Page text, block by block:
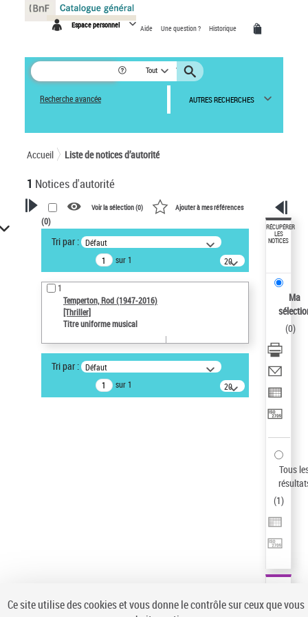
Espace personnel Aide Une question ? Historique
Tout
Recherche avancée AUTRES RECHERCHES
Accueil Liste de notices d’autorité
1 Notices d'autorité
VOTRE RECHERCHE
Recherche avancée dans les
notices d’autorité
Œuvres liées à l'auteur :
Temperton, Rod (1947-2016)
Auteur d’œuvre
ne s'applique pas
Type de notice d'autorité
Voir la sélection (0) Ajouter à mes références
(0)
Tri par : Défaut
sur 1
20
résultats/page
1
Temperton, Rod (1947-2016)
[Thriller]
Titre uniforme musical
Tri par : Défaut
sur 1
20
résultats/page
RÉCUPÉRER
LES
NOTICES
Ma
(0)
Tous
(1)
Panneau de gestion des cookies
Ce site utilise des cookies et vous donne le contrôle sur ceux que vous